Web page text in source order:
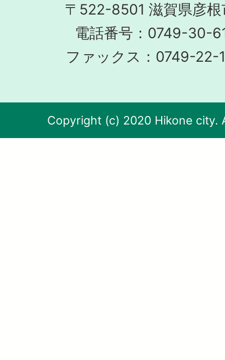
〒522-8501 滋賀県彦
電話番号：0749-30-
ファックス：0749-22-
Copyright (c) 2020 Hikone city.